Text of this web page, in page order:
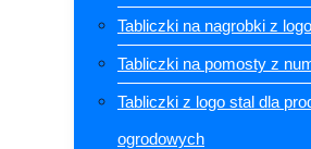
Tabliczki na nagrobki z
Tabliczki na pomosty z
Tabliczki z logo stal dla
ogrodowych